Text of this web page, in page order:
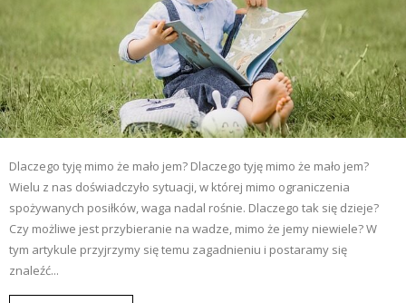
Dlaczego tyję mimo że mało jem? Dlaczego tyję mimo że mało jem?
Wielu z nas doświadczyło sytuacji, w której mimo ograniczenia
spożywanych posiłków, waga nadal rośnie. Dlaczego tak się dzieje?
Czy możliwe jest przybieranie na wadze, mimo że jemy niewiele? W
tym artykule przyjrzymy się temu zagadnieniu i postaramy się
znaleźć...